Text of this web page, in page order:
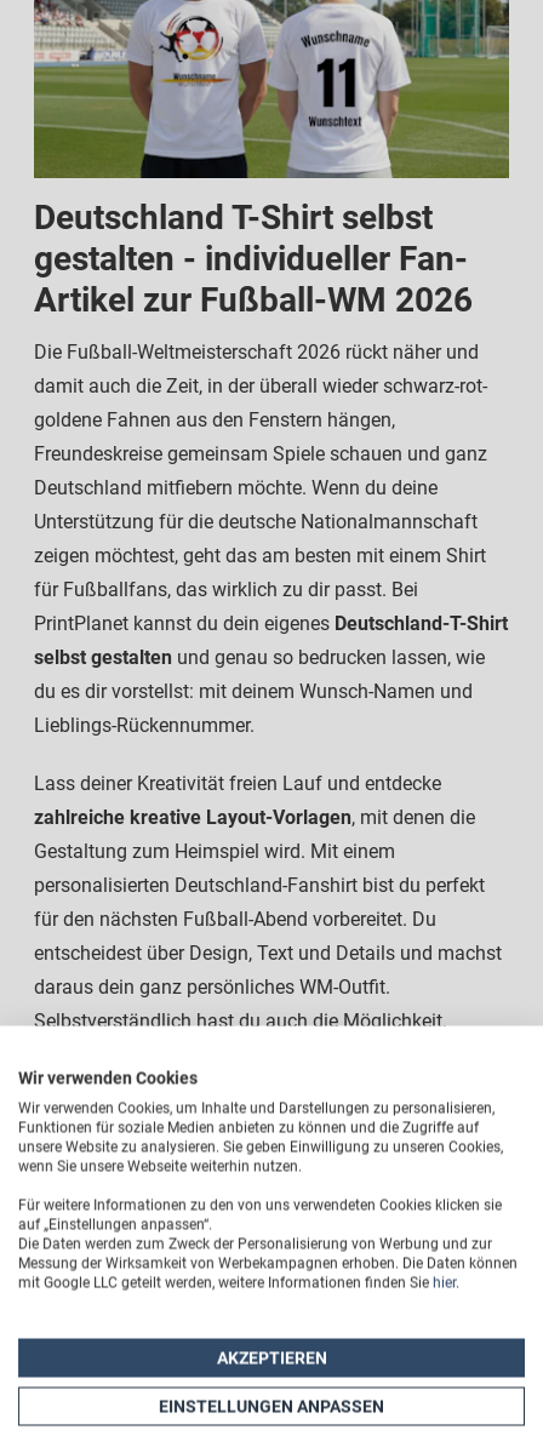
Deutschland T-Shirt selbst
gestalten - individueller Fan-
Artikel zur Fußball-WM 2026
Die Fußball-Weltmeisterschaft 2026 rückt näher und
damit auch die Zeit, in der überall wieder schwarz-rot-
goldene Fahnen aus den Fenstern hängen,
Freundeskreise gemeinsam Spiele schauen und ganz
Deutschland mitfiebern möchte. Wenn du deine
Unterstützung für die deutsche Nationalmannschaft
zeigen möchtest, geht das am besten mit einem Shirt
für Fußballfans, das wirklich zu dir passt. Bei
PrintPlanet kannst du dein eigenes Deutschland-T-Shirt
selbst gestalten und genau so bedrucken lassen, wie
du es dir vorstellst: mit deinem Wunsch-Namen und
Lieblings-Rückennummer.
Lass deiner Kreativität freien Lauf und entdecke
zahlreiche kreative Layout-Vorlagen, mit denen die
Gestaltung zum Heimspiel wird. Mit einem
personalisierten Deutschland-Fanshirt bist du perfekt
für den nächsten Fußball-Abend vorbereitet. Du
entscheidest über Design, Text und Details und machst
daraus dein ganz persönliches WM-Outfit.
Selbstverständlich hast du auch die Möglichkeit,
Fussball-Shirts zu designen und bedrucken zu lassen.
Jetzt Deutschland T-Shirt selbst gestalten und die WM
2026 mit deinem eigenen WM-Shirt als dein
Wir verwenden Cookies
Wir verwenden Cookies, um Inhalte und Darstellungen zu personalisieren,
Funktionen für soziale Medien anbieten zu können und die Zugriffe auf
unsere Website zu analysieren. Sie geben Einwilligung zu unseren Cookies,
wenn Sie unsere Webseite weiterhin nutzen.
Für weitere Informationen zu den von uns verwendeten Cookies klicken sie
auf „Einstellungen anpassen“.
Die Daten werden zum Zweck der Personalisierung von Werbung und zur
Messung der Wirksamkeit von Werbekampagnen erhoben. Die Daten können
mit Google LLC geteilt werden, weitere Informationen finden Sie hier.
AKZEPTIEREN
EINSTELLUNGEN ANPASSEN